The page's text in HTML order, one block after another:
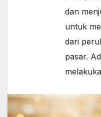
dan
untuk
dari
pasar.